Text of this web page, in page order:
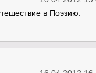
в Поэзию.